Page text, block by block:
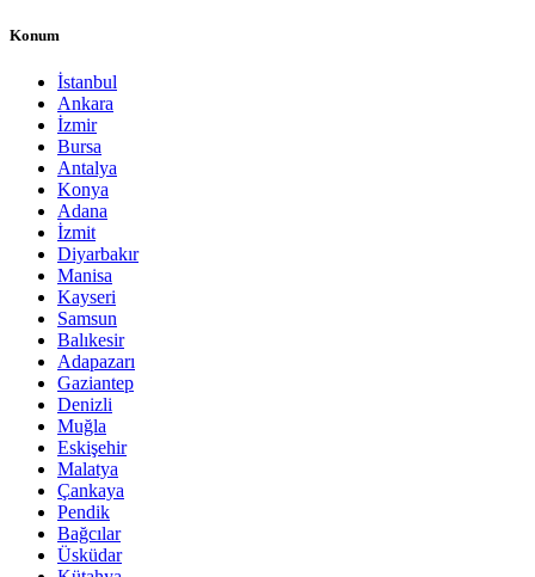
Konum
İstanbul
Ankara
İzmir
Bursa
Antalya
Konya
Adana
İzmit
Diyarbakır
Manisa
Kayseri
Samsun
Balıkesir
Adapazarı
Gaziantep
Denizli
Muğla
Eskişehir
Malatya
Çankaya
Pendik
Bağcılar
Üsküdar